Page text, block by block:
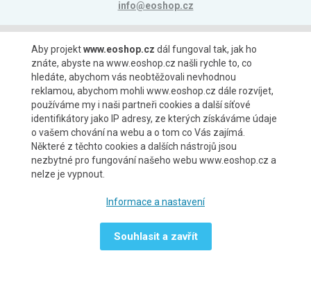
info@eoshop.cz
Možnosti platby
Možnosti dopravy
Aby projektwww.eoshop.cz dál fungoval tak, jak ho
znáte, abyste na www.eoshop.cz našli rychle to, co
hledáte, abychom vás neobtěžovali nevhodnou
reklamou, abychom mohli www.eoshop.cz dále rozvíjet,
používáme my i naši partneři cookies a další síťové
identifikátory jako IP adresy, ze kterých získáváme údaje
o vašem chování na webu a o tom co Vás zajímá.
Některé z těchto cookies a dalších nástrojů jsou
nezbytné pro fungování našeho webu www.eoshop.cz a
nelze je vypnout.
Informace a nastavení
Souhlasit a zavřít